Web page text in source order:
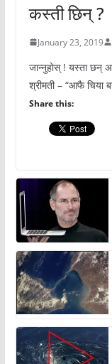
कस्ती छिन् ?
January 23, 2019
जान्नुहोस् ! यस्ता छन्
श्रीमती – “आफै चिया
Share this: